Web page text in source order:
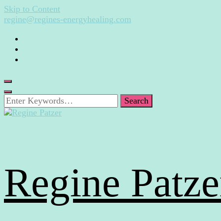
Skip to Content
regine@regines-energyhealing.com
Looking
for
Something?
Regine